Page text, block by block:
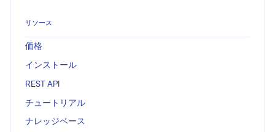
リソース
価格
インストール
REST API
チュートリアル
ナレッジベース